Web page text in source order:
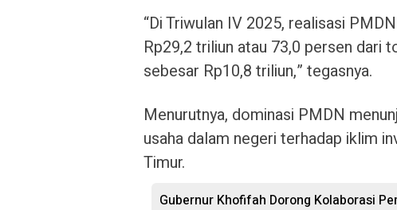
“Di Triwulan IV 2025, realisasi
Rp29,2 triliun atau 73,0 persen
sebesar Rp10,8 triliun,” tegasnya.
Menurutnya, dominasi PMDN
usaha dalam negeri terhadap iklim
Timur.
Gubernur Khofifah Dorong Kolaborasi